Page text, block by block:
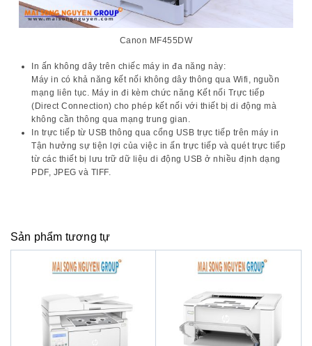
Canon MF455DW
In ấn không dây trên chiếc máy in đa năng này:
Máy in có khả năng kết nối không dây thông qua Wifi, nguồn
mạng liên tục. Máy in đi kèm chức năng Kết nối Trực tiếp
(Direct Connection) cho phép kết nối với thiết bị di động mà
không cần thông qua mạng trung gian.
In trực tiếp từ USB thông qua cổng USB trực tiếp trên máy in
Tận hưởng sự tiện lợi của việc in ấn trực tiếp và quét trực tiếp
từ các thiết bị lưu trữ dữ liệu di động USB ở nhiều định dạng
PDF, JPEG và TIFF.
Sản phẩm tương tự